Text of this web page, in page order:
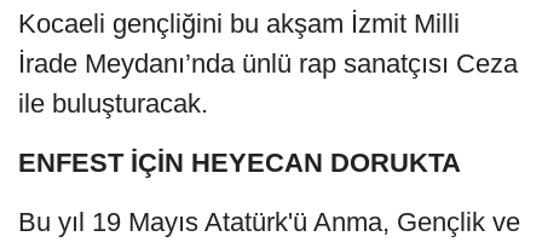
Kocaeli gençliğini bu akşam İzmit Milli
İrade Meydanı’nda ünlü rap sanatçısı Ceza
ile buluşturacak.
ENFEST İÇİN HEYECAN DORUKTA
Bu yıl 19 Mayıs Atatürk'ü Anma, Gençlik ve